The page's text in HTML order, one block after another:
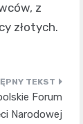
z
złotych.
Forum
Narodowej